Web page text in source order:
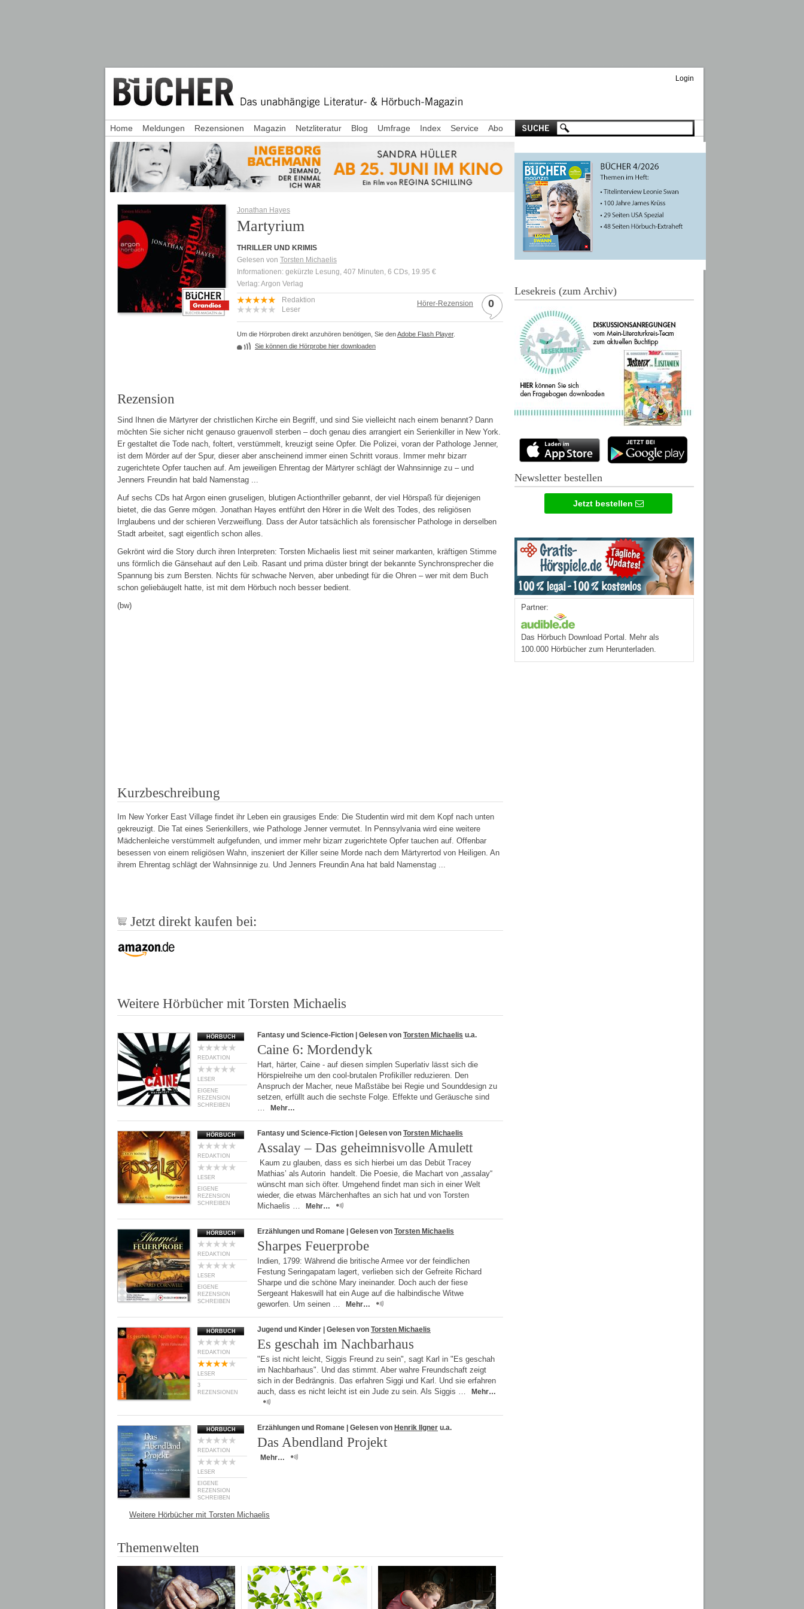
Login
Jonathan Hayes
Martyrium
THRILLER UND KRIMIS
Gelesen von Torsten Michaelis
Informationen: gekürzte Lesung, 407 Minuten, 6 CDs, 19.95 €
Verlag: Argon Verlag
Hörer-Rezension 0
Redaktion
Leser
Um die Hörproben direkt anzuhören benötigen, Sie denAdobe Flash Player.
Sie können die Hörprobe hier downloaden
Rezension
Sind Ihnen die Märtyrer der christlichen Kirche ein Begriff, und sind Sie vielleicht nach einem benannt? Dann
möchten Sie sicher nicht genauso grauenvoll sterben – doch genau dies arrangiert ein Serienkiller in New York.
Er gestaltet die Tode nach, foltert, verstümmelt, kreuzigt seine Opfer. Die Polizei, voran der Pathologe Jenner,
ist dem Mörder auf der Spur, dieser aber anscheinend immer einen Schritt voraus. Immer mehr bizarr
zugerichtete Opfer tauchen auf. Am jeweiligen Ehrentag der Märtyrer schlägt der Wahnsinnige zu – und
Jenners Freundin hat bald Namenstag ...
Auf sechs CDs hat Argon einen gruseligen, blutigen Actionthriller gebannt, der viel Hörspaß für diejenigen
bietet, die das Genre mögen. Jonathan Hayes entführt den Hörer in die Welt des Todes, des religiösen
Irrglaubens und der schieren Verzweiflung. Dass der Autor tatsächlich als forensischer Pathologe in derselben
Stadt arbeitet, sagt eigentlich schon alles.
Gekrönt wird die Story durch ihren Interpreten: Torsten Michaelis liest mit seiner markanten, kräftigen Stimme
uns förmlich die Gänsehaut auf den Leib. Rasant und prima düster bringt der bekannte Synchronsprecher die
Spannung bis zum Bersten. Nichts für schwache Nerven, aber unbedingt für die Ohren – wer mit dem Buch
schon geliebäugelt hatte, ist mit dem Hörbuch noch besser bedient.
(bw)
Kurzbeschreibung
Im New Yorker East Village findet ihr Leben ein grausiges Ende: Die Studentin wird mit dem Kopf nach unten
gekreuzigt. Die Tat eines Serienkillers, wie Pathologe Jenner vermutet. In Pennsylvania wird eine weitere
Mädchenleiche verstümmelt aufgefunden, und immer mehr bizarr zugerichtete Opfer tauchen auf. Offenbar
besessen von einem religiösen Wahn, inszeniert der Killer seine Morde nach dem Märtyrertod von Heiligen. An
ihrem Ehrentag schlägt der Wahnsinnige zu. Und Jenners Freundin Ana hat bald Namenstag ...
Jetzt direkt kaufen bei:
Weitere Hörbücher mit Torsten Michaelis
HÖRBUCH
REDAKTION
LESER
EIGENE
REZENSION
SCHREIBEN
Fantasy und Science-Fiction | Gelesen von Torsten Michaelis u.a.
Caine 6: Mordendyk
Hart, härter, Caine - auf diesen simplen Superlativ lässt sich die
Hörspielreihe um den cool-brutalen Profikiller reduzieren. Den
Anspruch der Macher, neue Maßstäbe bei Regie und Sounddesign zu
setzen, erfüllt auch die sechste Folge. Effekte und Geräusche sind
…
Mehr…
HÖRBUCH
REDAKTION
LESER
EIGENE
REZENSION
SCHREIBEN
Fantasy und Science-Fiction | Gelesen von Torsten Michaelis
Assalay – Das geheimnisvolle Amulett
Kaum zu glauben, dass es sich hierbei um das Debüt Tracey
Mathias’ als Autorin handelt. Die Poesie, die Machart von „assalay“
wünscht man sich öfter. Umgehend findet man sich in einer Welt
wieder, die etwas Märchenhaftes an sich hat und von Torsten
Michaelis …
Mehr…
HÖRBUCH
REDAKTION
LESER
EIGENE
REZENSION
SCHREIBEN
Erzählungen und Romane | Gelesen von Torsten Michaelis
Sharpes Feuerprobe
Indien, 1799: Während die britische Armee vor der feindlichen
Festung Seringapatam lagert, verlieben sich der Gefreite Richard
Sharpe und die schöne Mary ineinander. Doch auch der fiese
Sergeant Hakeswill hat ein Auge auf die halbindische Witwe
geworfen. Um seinen …
Mehr…
HÖRBUCH
REDAKTION
LESER
3
REZENSIONEN
Jugend und Kinder | Gelesen von Torsten Michaelis
Es geschah im Nachbarhaus
"Es ist nicht leicht, Siggis Freund zu sein", sagt Karl in "Es geschah
im Nachbarhaus". Und das stimmt. Aber wahre Freundschaft zeigt
sich in der Bedrängnis. Das erfahren Siggi und Karl. Und sie erfahren
auch, dass es nicht leicht ist ein Jude zu sein. Als Siggis …
Mehr…
HÖRBUCH
REDAKTION
LESER
EIGENE
REZENSION
SCHREIBEN
Erzählungen und Romane | Gelesen von Henrik Ilgner u.a.
Das Abendland Projekt
Mehr…
Weitere Hörbücher mit Torsten Michaelis
Themenwelten
Home Meldungen Rezensionen Magazin Netzliteratur Blog Umfrage Index Service Abo
Lesekreis (zum Archiv)
Newsletter bestellen
Jetzt bestellen
Partner:
Das Hörbuch Download Portal. Mehr als
100.000 Hörbücher zum Herunterladen.